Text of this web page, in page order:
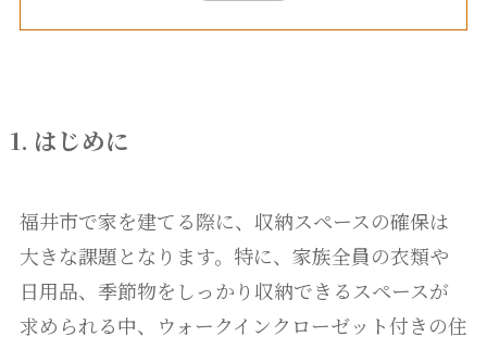
1. はじめに
福井市で家を建てる際に、収納スペースの確保は
大きな課題となります。特に、家族全員の衣類や
日用品、季節物をしっかり収納できるスペースが
求められる中、ウォークインクローゼット付きの住